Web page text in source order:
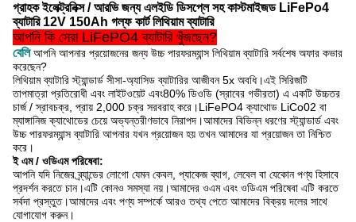
গ্রাহক ইলেক্ট্রনিক্স / আরভি জন্য এলইডি ডিসপ্লে সহ কাস্টমাইজড LiFePo4
ব্যাটারি 12V 150Ah গল্ফ কার্ট লিথিয়াম ব্যাটারি
আপনি কি সেরা LiFePO4 ব্যাটারি খুঁজছেন?
বেলিআপনি আপনার প্রয়োজনের জন্য উচ্চ পারফরম্যান্স লিথিয়াম ব্যাটারি সর্বশেষ অফার কভার
করেছেন?
লিথিয়াম ব্যাটারি স্ট্যান্ডার্ড সীসা-অ্যাসিড ব্যাটারির আজীবন 5x অবধি।এই সিরিজটি
তাপমাত্রা প্রতিরোধী এবং লাইটওয়েট এবং80% ডিওডি (স্রাবের গভীরতা) এ একটি উচ্চতর
চার্জ / স্রাবচক্র, প্রায় 2,000 চক্র সরবরাহ করে।LiFePO4 ক্যাথোড LiCo02 বা
ম্যাঙ্গানিজ ক্যাথোডের চেয়ে অভ্যন্তরীণভাবে নিরাপদ।আমাদের বিভিন্ন ধরণের স্ট্যান্ডার্ড এবং
উচ্চ পারফরম্যান্স ব্যাটারি আপনার যখন প্রয়োজন হয় তখন আমাদের যা প্রয়োজন তা নিশ্চিত
করে।
ই এম / ওডিএম পরিষেবা:
আপনি যদি নিজের ব্র্যান্ডের লোগো যেমন কেবল, প্যাকেজ ব্যাগ, লেবেল বা যেকোন পণ্য হিসাবে
প্রদর্শন করতে চান।এটি কোনও সমস্যা নয়।আমাদের ওএম এবং ওডিএম পরিষেবা এটি করতে
সর্বদা প্রস্তুত।আমাদের এবং পণ্য সম্পর্কে আরও তথ্য পেতে আমাদের বিক্রয় দলের সাথে
যোগাযোগ করুন।